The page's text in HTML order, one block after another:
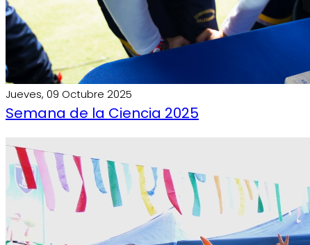
Jueves, 09 Octubre 2025
Semana de la Ciencia 2025